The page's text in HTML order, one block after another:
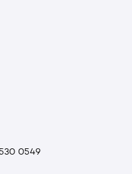
0549